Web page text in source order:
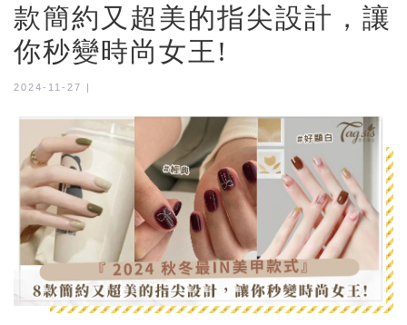
款簡約又超美的指尖設計，讓
你秒變時尚女王!
2024-11-27 |